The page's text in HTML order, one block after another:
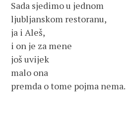
Sada sjedimo u jednom
ljubljanskom restoranu,
ja i Aleš,
i on je za mene
još uvijek
malo ona
premda o tome pojma nema.